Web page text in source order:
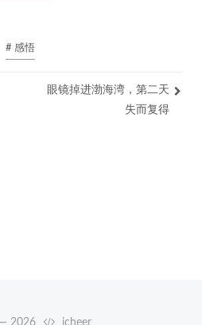
# 感悟
眼镜掉进渤海湾，第二天
失而复得